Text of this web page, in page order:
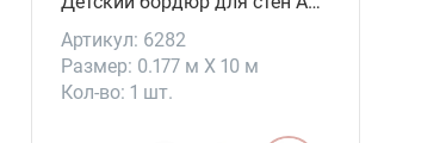
Артикул: 6282
Размер: 0.177 м X 10 м
Кол-во: 1 шт.